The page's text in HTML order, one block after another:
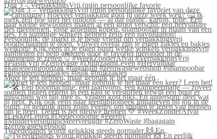
Dag 3 – VerpakkingsVrij (mijn persoonlijke favorie
Moet je iets hebben, maar gebruik je het maar één
Tweedehands wordt gelukkig steeds normaler 🙌 En